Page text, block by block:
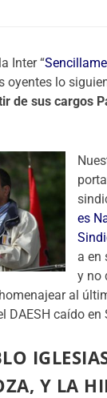
Inter “
oyentes lo
de sus cargos
es
a en
y no
al
DAESH caído en
Y LA